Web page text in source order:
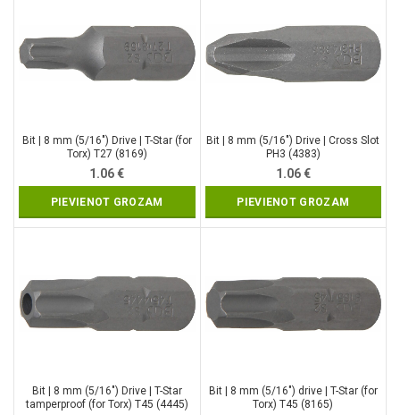
Bit | 8 mm (5/16″) Drive | T-Star (for
Torx) T27 (8169)
1.06€
PIEVIENOT GROZAM
Bit | 8 mm (5/16″) Drive | Cross Slot
PH3 (4383)
1.06€
PIEVIENOT GROZAM
Bit | 8 mm (5/16″) Drive | T-Star
tamperproof (for Torx) T45 (4445)
Bit | 8 mm (5/16″) drive | T-Star (for
Torx) T45 (8165)